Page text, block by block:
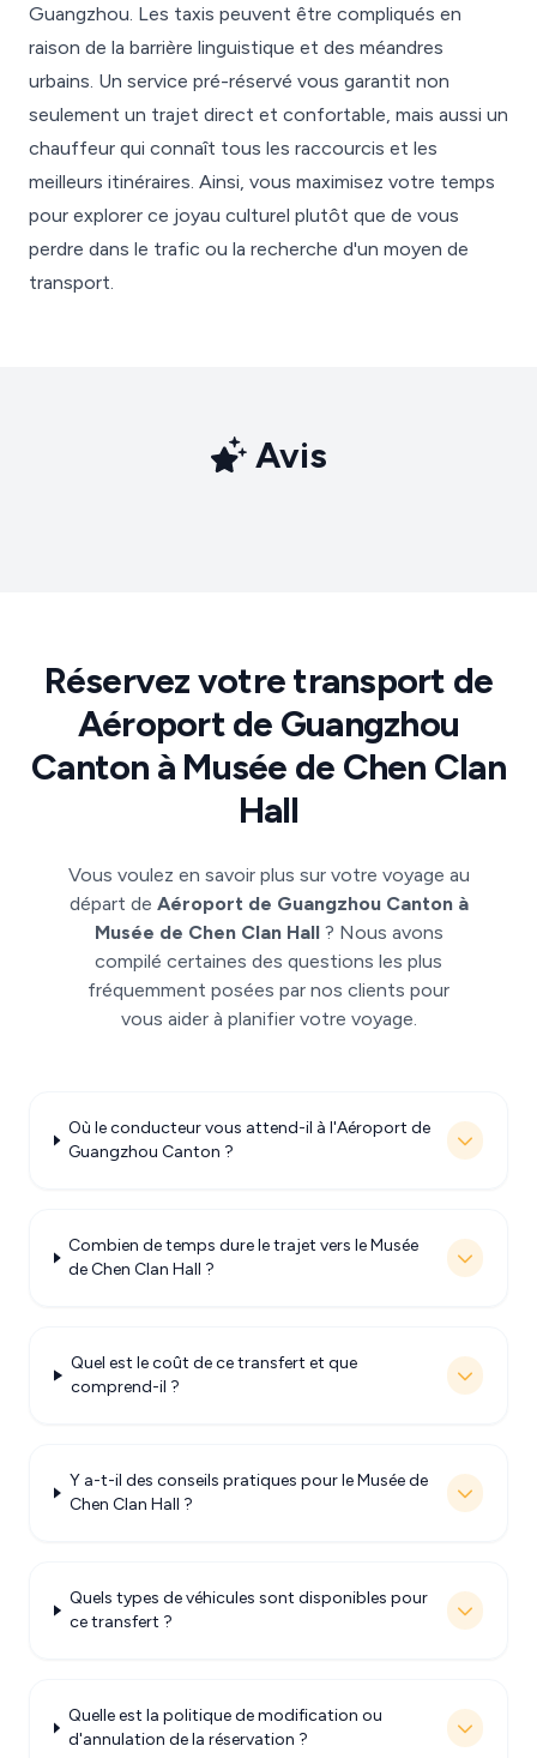
Guangzhou. Les taxis peuvent être compliqués en
raison de la barrière linguistique et des méandres
urbains. Un service pré-réservé vous garantit non
seulement un trajet direct et confortable, mais aussi un
chauffeur qui connaît tous les raccourcis et les
meilleurs itinéraires. Ainsi, vous maximisez votre temps
pour explorer ce joyau culturel plutôt que de vous
perdre dans le trafic ou la recherche d'un moyen de
transport.
Avis
Réservez votre transport de
Aéroport de Guangzhou
Canton à Musée de Chen Clan
Hall
Vous voulez en savoir plus sur votre voyage au
départ de Aéroport de Guangzhou Canton à
Musée de Chen Clan Hall ? Nous avons
compilé certaines des questions les plus
fréquemment posées par nos clients pour
vous aider à planifier votre voyage.
Où le conducteur vous attend-il à l'Aéroport de
Guangzhou Canton ?
Combien de temps dure le trajet vers le Musée
de Chen Clan Hall ?
Quel est le coût de ce transfert et que
comprend-il ?
Y a-t-il des conseils pratiques pour le Musée de
Chen Clan Hall ?
Quels types de véhicules sont disponibles pour
ce transfert ?
Quelle est la politique de modification ou
d'annulation de la réservation ?